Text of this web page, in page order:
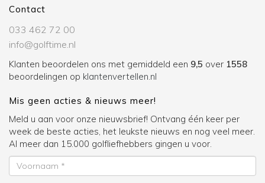
Contact
033 462 72 00
info@golftime.nl
Klanten beoordelen ons met gemiddeld een 9,5 over 1558
beoordelingen op klantenvertellen.nl
Mis geen acties & nieuws meer!
Meld u aan voor onze nieuwsbrief! Ontvang één keer per
week de beste acties, het leukste nieuws en nog veel meer.
Al meer dan 15.000 golfliefhebbers gingen u voor.
Voornaam